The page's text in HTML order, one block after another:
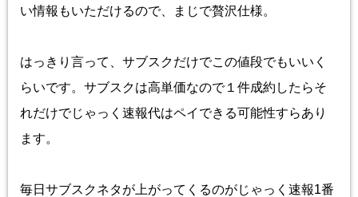
い情報もいただけるので、まじで贅沢仕様。
はっきり言って、サブスクだけでこの値段でもいいく
らいです。サブスクは高単価なので１件成約したらそ
れだけでじゃっく速報代はペイできる可能性すらあり
ます。
毎日サブスクネタが上がってくるのがじゃっく速報1番